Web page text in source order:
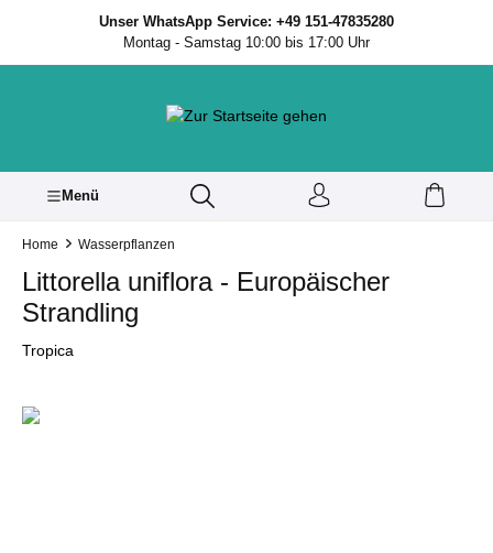
springenUnser WhatsApp Service: +49 151-47835280
Montag - Samstag 10:00 bis 17:00 Uhr
Menü
Home Wasserpflanzen
Littorella uniflora - Europäischer
Strandling
Tropica